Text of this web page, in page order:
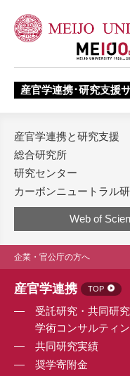
産官学連携･研究支援
産官学連携と研究支援
総合研究所
研究センター
カーボンニュートラル
Web of
企業・官公庁の方へ
産官学連携 TOP
受託研究・共同研究
学術コンサルティ
共同研究実績
奨学寄附金